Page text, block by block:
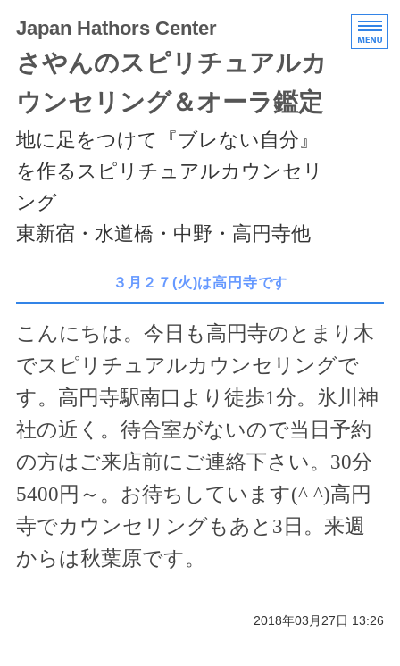
Japan Hathors Center
さやんのスピリチュアルカ
ウンセリング＆オーラ鑑定
地に足をつけて『ブレない自分』
を作るスピリチュアルカウンセリ
ング
東新宿・水道橋・中野・高円寺他
エキスパートクラス
スケジュール/アクセス
ご予約/お問い合わせ
３月２７(火)は高円寺です
こんにちは。今日も高円寺のとまり木
でスピリチュアルカウンセリングで
す。高円寺駅南口より徒歩1分。氷川神
社の近く。待合室がないので当日予約
の方はご来店前にご連絡下さい。 30分
5400 円～。お待ちしています(^ ^)高円
寺でカウンセリングもあと 3 日。来週
からは秋葉原です。
2018年03月27日 13:26